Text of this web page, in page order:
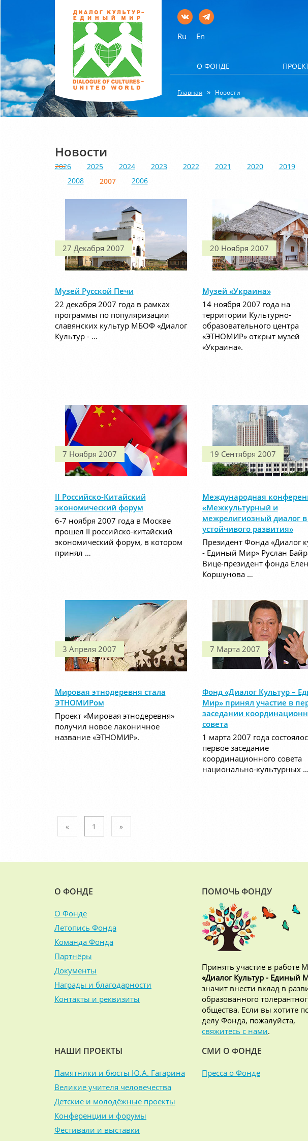
Ru En
О ФОНДЕ
Главная Новости
Новости
2026 2025 2024 2023 2022 2021 2020 2019
2008
2007 2006
27 Декабря 2007
Музей Русской Печи
22 декабря 2007 года в рамках
программы по популяризации
славянских культур МБОФ «Диалог
Культур - …
20 Ноября 2007
Музей «Украина»
14 ноября 2007 года на
территории Культурно-
образовательного центра
«ЭТНОМИР» открыт музей
«Украина».
7 Ноября 2007
II Российско-Китайский
экономический форум
6-7 ноября 2007 года в Москве
прошел II российско-китайский
экономический форум, в котором
принял …
19 Сентября 2007
Международная
«Межкультурный и
межрелигиозный диалог
устойчивого развития»
Президент Фонда «Диалог
- Единый Мир» Руслан
Вице-президент фонда
Коршунова …
3 Апреля 2007
Мировая этнодеревня стала
ЭТНОМИРом
Проект «Мировая этнодеревня»
получил новое лаконичное
название «ЭТНОМИР».
7 Марта 2007
Фонд «Диалог Культур –
Мир» принял участие в
заседании
совета
1 марта 2007 года
первое заседание
координационного совета
национально-культурных …
« 1 »
О ФОНДЕ
О Фонде
Летопись Фонда
Команда Фонда
Партнёры
Документы
Награды и благодарности
Контакты и реквизиты
ПОМОЧЬ ФОНДУ
Принять участие в работе
«Диалог Культур - Единый
значит внести вклад в
образованного
общества. Если вы хотите
делу Фонда, пожалуйста,
свяжитесь с нами.
НАШИ ПРОЕКТЫ
Памятники и бюсты Ю.А. Гагарина
Великие учителя человечества
Детские и молодёжные проекты
Конференции и форумы
Фестивали и выставки
СМИ О ФОНДЕ
Пресса о Фонде